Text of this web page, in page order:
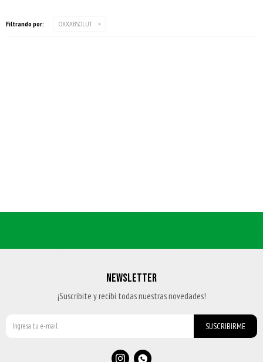
Filtrando por: OXXABSOLUT
NEWSLETTER
¡Suscribite y recibí todas nuestras novedades!
SUSCRIBIRME
 